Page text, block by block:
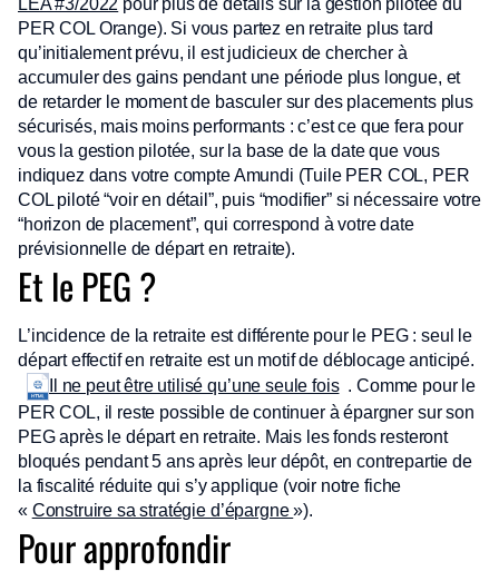
PER COL Orange). Si vous partez en retraite plus tard
qu’initialement prévu, il est judicieux de chercher à
accumuler des gains pendant une période plus longue, et
de retarder le moment de basculer sur des placements plus
sécurisés, mais moins performants : c’est ce que fera pour
vous la gestion pilotée, sur la base de la date que vous
indiquez dans votre compte Amundi (Tuile PER COL, PER
COL piloté “voir en détail”, puis “modifier” si nécessaire votre
“horizon de placement”, qui correspond à votre date
prévisionnelle de départ en retraite).
Et le PEG ?
L’incidence de la retraite est différente pour le PEG : seul le
départ effectif en retraite est un motif de déblocage anticipé.
Il ne peut être utilisé qu’une seule fois . Comme pour le
PER COL, il reste possible de continuer à épargner sur son
PEG après le départ en retraite. Mais les fonds resteront
bloqués pendant 5 ans après leur dépôt, en contrepartie de
la fiscalité réduite qui s’y applique (voir notre fiche
« Construire sa stratégie d’épargne»).
Pour approfondir